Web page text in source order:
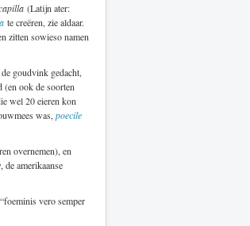
(Latijn ater:
te creëren, zie aldaar.
zitten sowieso namen
goudvink gedacht,
(en ook de soorten
wel 20 eieren kon
was, poecile
overnemen), en
, de amerikaanse
vero semper